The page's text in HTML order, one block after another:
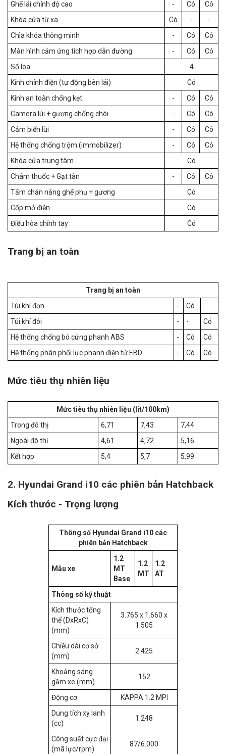
Ghế lái chỉnh độ cao - Có
Có
Khóa cửa từ xa
Có -
-
Chìa khóa thông minh
- Có
Có
Màn hình cảm ứng tích hợp dẫn đường
- Có
Có
Số loa
4
Kính chỉnh điện (tự động bên lái)
Có
Kính an toàn chống kẹt
- Có
Có
Camera lùi + gương chống chói
- Có
Có
Cảm biến lùi
- Có
Có
Hệ thống chống trộm (immobilizer)
- Có
Có
Khóa cửa trung tâm
Có
Châm thuốc + Gạt tàn
- Có
Có
Tấm chắn nắng ghế phụ + gương
Có
Cốp mở điện
Có
Điều hòa chỉnh tay
Có
Trang bị an toàn
Trang bị an toàn
Túi khí đơn
- Có
-
Túi khí đôi
- -
Có
Hệ thống chống bó cứng phanh ABS
- Có
Có
Hệ thống phân phối lực phanh điện tử EBD
- Có Có
Mức tiêu thụ nhiên liệu
Mức tiêu thụ nhiên liệu (lít/100km)
Trong đô thị
6,71 7,43
7,44
Ngoài đô thị
4,61 4,72
5,16
Kết hợp
5,4 5,7 5,99
2. Hyundai Grand i10 các phiên bản Hatchback
Kích thước - Trọng lượng
Thông số Hyundai Grand i10 các
phiên bản Hatchback
Mẫu xe
1.2
MT
Base
1.2
MT
1.2
AT
Thông số kỹ thuật
Kích thước tổng
thể (DxRxC)
(mm)
3.765 x 1.660 x
1.505
Chiều dài cơ sở
(mm)
2.425
Khoảng sáng
gầm xe (mm)
152
Động cơ
KAPPA 1.2 MPI
Dung tích xy lanh
(cc)
1.248
Công suất cực đại
(mã lực/rpm)
87/6.000